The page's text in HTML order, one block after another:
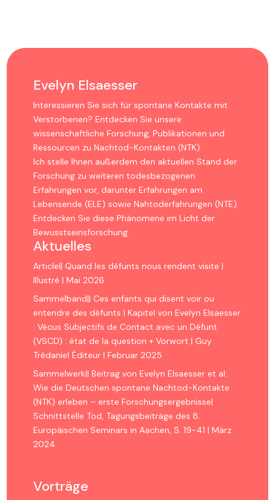
Evelyn Elsaesser
Interessieren Sie sich für spontane Kontakte mit
Verstorbenen? Entdecken Sie unsere
wissenschaftliche Forschung, Publikationen und
Ressourcen zu Nachtod-Kontakten (NTK).
Ich stelle Ihnen außerdem den aktuellen Stand der
Forschung zu weiteren todesbezogenen
Erfahrungen vor, darunter Erfahrungen am
Lebensende (ELE) sowie Nahtoderfahrungen (NTE).
Entdecken Sie diese Phänomene im Licht der
Bewusstseinsforschung.
Aktuelles
Article|| Quand les défunts nous rendent visite |
Illustré | Mai 2026
Sammelband|| Ces enfants qui disent voir ou
entendre des défunts | Kapitel von Evelyn Elsaesser
: Vécus Subjectifs de Contact avec un Défunt
(VSCD) : état de la question + Vorwort | Guy
Trédaniel Éditeur | Februar 2025
Sammelwerk|| Beitrag von Evelyn Elsaesser et al:
Wie die Deutschen spontane Nachtod-Kontakte
(NTK) erleben – erste Forschungsergebnisse|
Schnittstelle Tod, Tagungsbeiträge des 8.
Europäischen Seminars in Aachen, S. 19-41 | März
2024
Vorträge